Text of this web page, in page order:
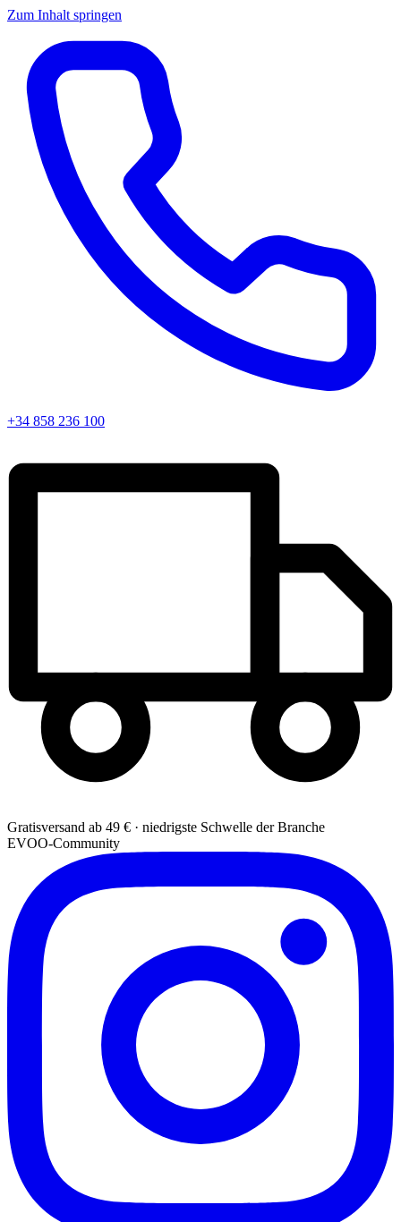
Zum Inhalt springen
+34 858 236 100
Gratisversand ab 49 € · niedrigste Schwelle der Branche
EVOO-Community